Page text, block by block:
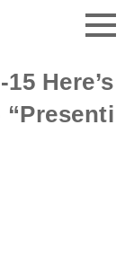
Here’s